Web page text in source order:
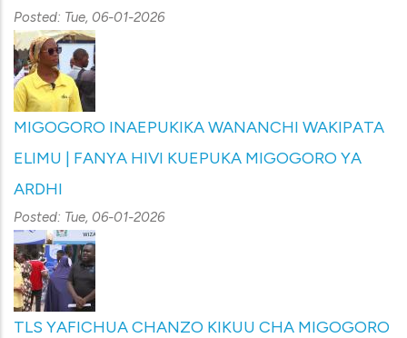
Posted: Tue, 06-01-2026
MIGOGORO INAEPUKIKA WANANCHI WAKIPATA
ELIMU | FANYA HIVI KUEPUKA MIGOGORO YA
ARDHI
Posted: Tue, 06-01-2026
TLS YAFICHUA CHANZO KIKUU CHA MIGOGORO